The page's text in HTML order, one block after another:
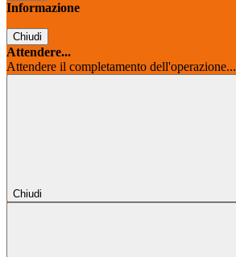
Informazione
Chiudi
Attendere...
Attendere il completamento dell'operazione...
Chiudi